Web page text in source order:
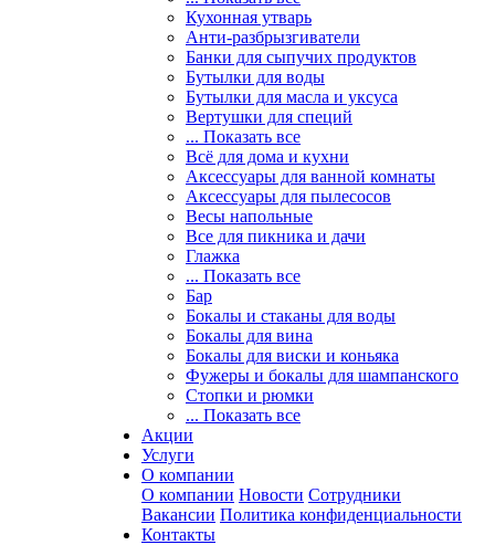
Кухонная утварь
Анти-разбрызгиватели
Банки для сыпучих продуктов
Бутылки для воды
Бутылки для масла и уксуса
Вертушки для специй
... Показать все
Всё для дома и кухни
Аксессуары для ванной комнаты
Аксессуары для пылесосов
Весы напольные
Все для пикника и дачи
Глажка
... Показать все
Бар
Бокалы и стаканы для воды
Бокалы для вина
Бокалы для виски и коньяка
Фужеры и бокалы для шампанского
Стопки и рюмки
... Показать все
Акции
Услуги
О компании
О компании Новости Сотрудники
Вакансии Политика конфиденциальности
Контакты